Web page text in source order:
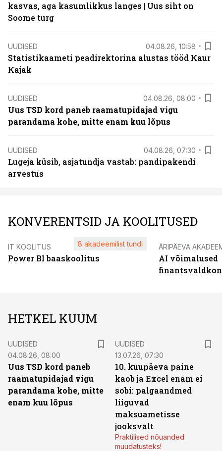
kasvas, aga kasumlikkus langes | Uus siht on
Soome turg
UUDISED 04.08.26, 10:58
Statistikaameti peadirektorina alustas tööd Kaur
Kajak
UUDISED 04.08.26, 08:00
Uus TSD kord paneb raamatupidajad vigu
parandama kohe, mitte enam kuu lõpus
UUDISED 04.08.26, 07:30
Lugeja küsib, asjatundja vastab: pandipakendi
arvestus
KONVERENTSID JA KOOLITUSED
IT KOOLITUS
Power BI baaskoolitus
8 akadeemilist tundi ÄRIPÄEVA
AI võimalused
HETKEL KUUM
UUDISED
04.08.26, 08:00
Uus TSD kord paneb
raamatupidajad vigu
parandama kohe, mitte
enam kuu lõpus
UUDISED
13.07.26, 07:30
10. kuupäeva paine
kaob ja Excel enam ei
sobi: palgaandmed
liiguvad
maksuametisse
jooksvalt
Praktilised nõuanded
muudatusteks!